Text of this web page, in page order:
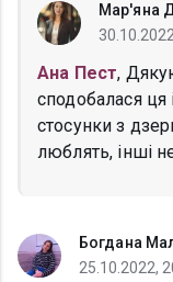
Мар'яна
Ана Пест,
сподобалася ця
стосунки з
люблять, інші
Богдана
25.10.2022,